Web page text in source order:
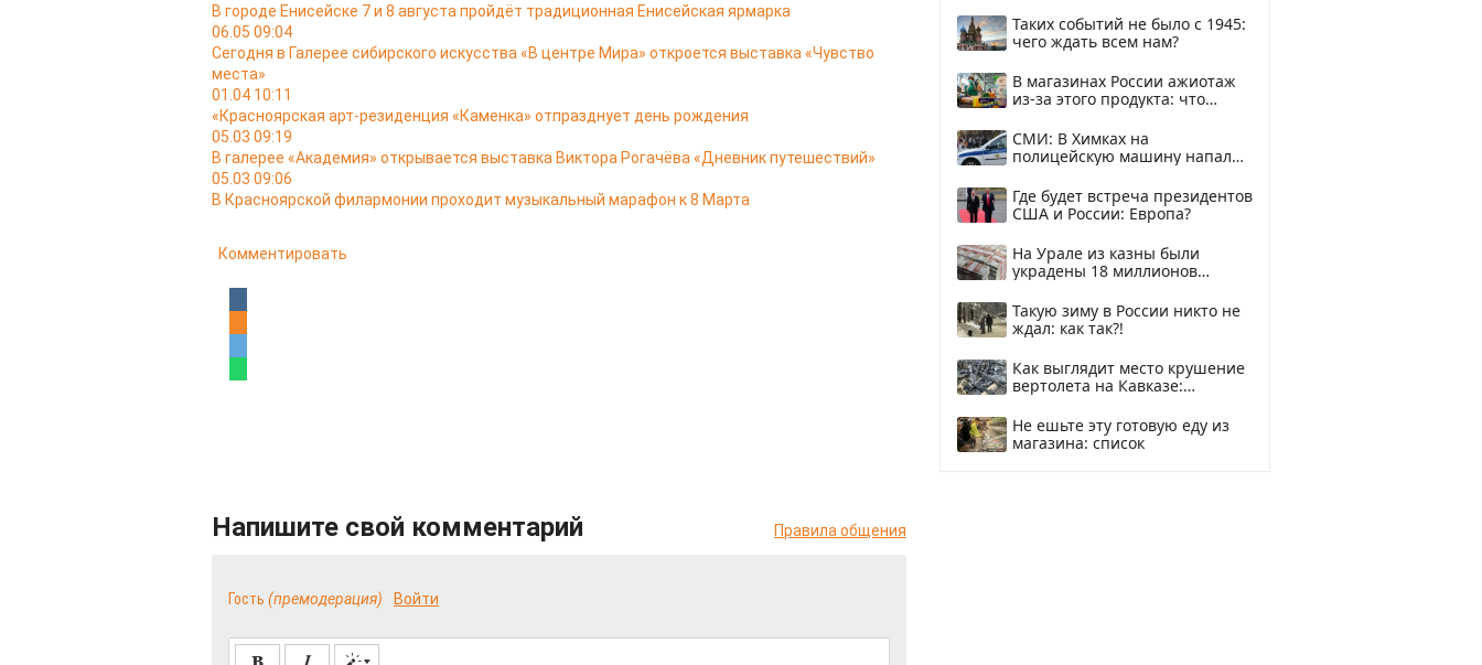
В городе Енисейске 7 и 8 августа пройдёт традиционная Енисейская ярмарка
06.05 09:04
Сегодня в Галерее сибирского искусства «В центре Мира» откроется выставка «Чувство
места»
01.04 10:11
«Красноярская арт-резиденция «Каменка» отпразднует день рождения
05.03 09:19
В галерее «Академия» открывается выставка Виктора Рогачёва «Дневник путешествий»
05.03 09:06
В Красноярской филармонии проходит музыкальный марафон к 8 Марта
Комментировать
Напишите свой комментарий Правила общения
Гость (премодерация) Войти
Таких событий не было с 1945:
чего ждать всем нам?
В магазинах России ажиотаж
из-за этого продукта: что
СМИ: В Химках на
полицейскую машину напали
Где будет встреча президентов
США и России: Европа?
На Урале из казны были
украдены 18 миллионов
Такую зиму в России никто не
ждал: как так?!
Как выглядит место крушение
вертолета на Кавказе:
Не ешьте эту готовую еду из
магазина: список